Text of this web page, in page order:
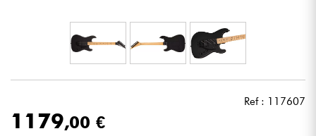
Luces
Ref : 117607
1179,00 €